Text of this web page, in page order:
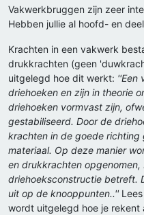
Vakwerkbruggen zijn zeer
Hebben jullie al hoofd- en
Krachten in een vakwerk
drukkrachten (geen
uitgelegd hoe dit werkt: ''Een
driehoeken en zijn in theorie
driehoeken vormvast zijn,
gestabiliseerd. Door de
krachten in de goede richting
materiaal. Op deze manier
en drukkrachten
driehoeksconstructie betreft.
uit op de knooppunten..''
wordt uitgelegd hoe je rekent